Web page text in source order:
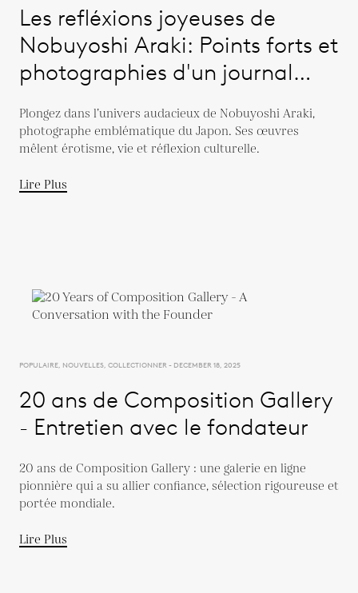
Les refléxions joyeuses de
Nobuyoshi Araki: Points forts et
photographies d'un journal
Plongez dans l’univers audacieux de Nobuyoshi Araki,
photographe emblématique du Japon. Ses œuvres
mêlent érotisme, vie et réflexion culturelle.
Lire Plus
POPULAIRE, NOUVELLES, COLLECTIONNER - DECEMBER 18, 2025
20 ans de Composition Gallery
- Entretien avec le fondateur
20 ans de Composition Gallery : une galerie en ligne
pionnière qui a su allier confiance, sélection rigoureuse et
portée mondiale.
Lire Plus